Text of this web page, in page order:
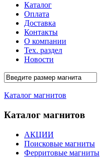
Каталог
Оплата
Доставка
Контакты
О компании
Тех. раздел
Новости
Каталог магнитов
Каталог магнитов
АКЦИИ
Поисковые магниты
Ферритовые магниты